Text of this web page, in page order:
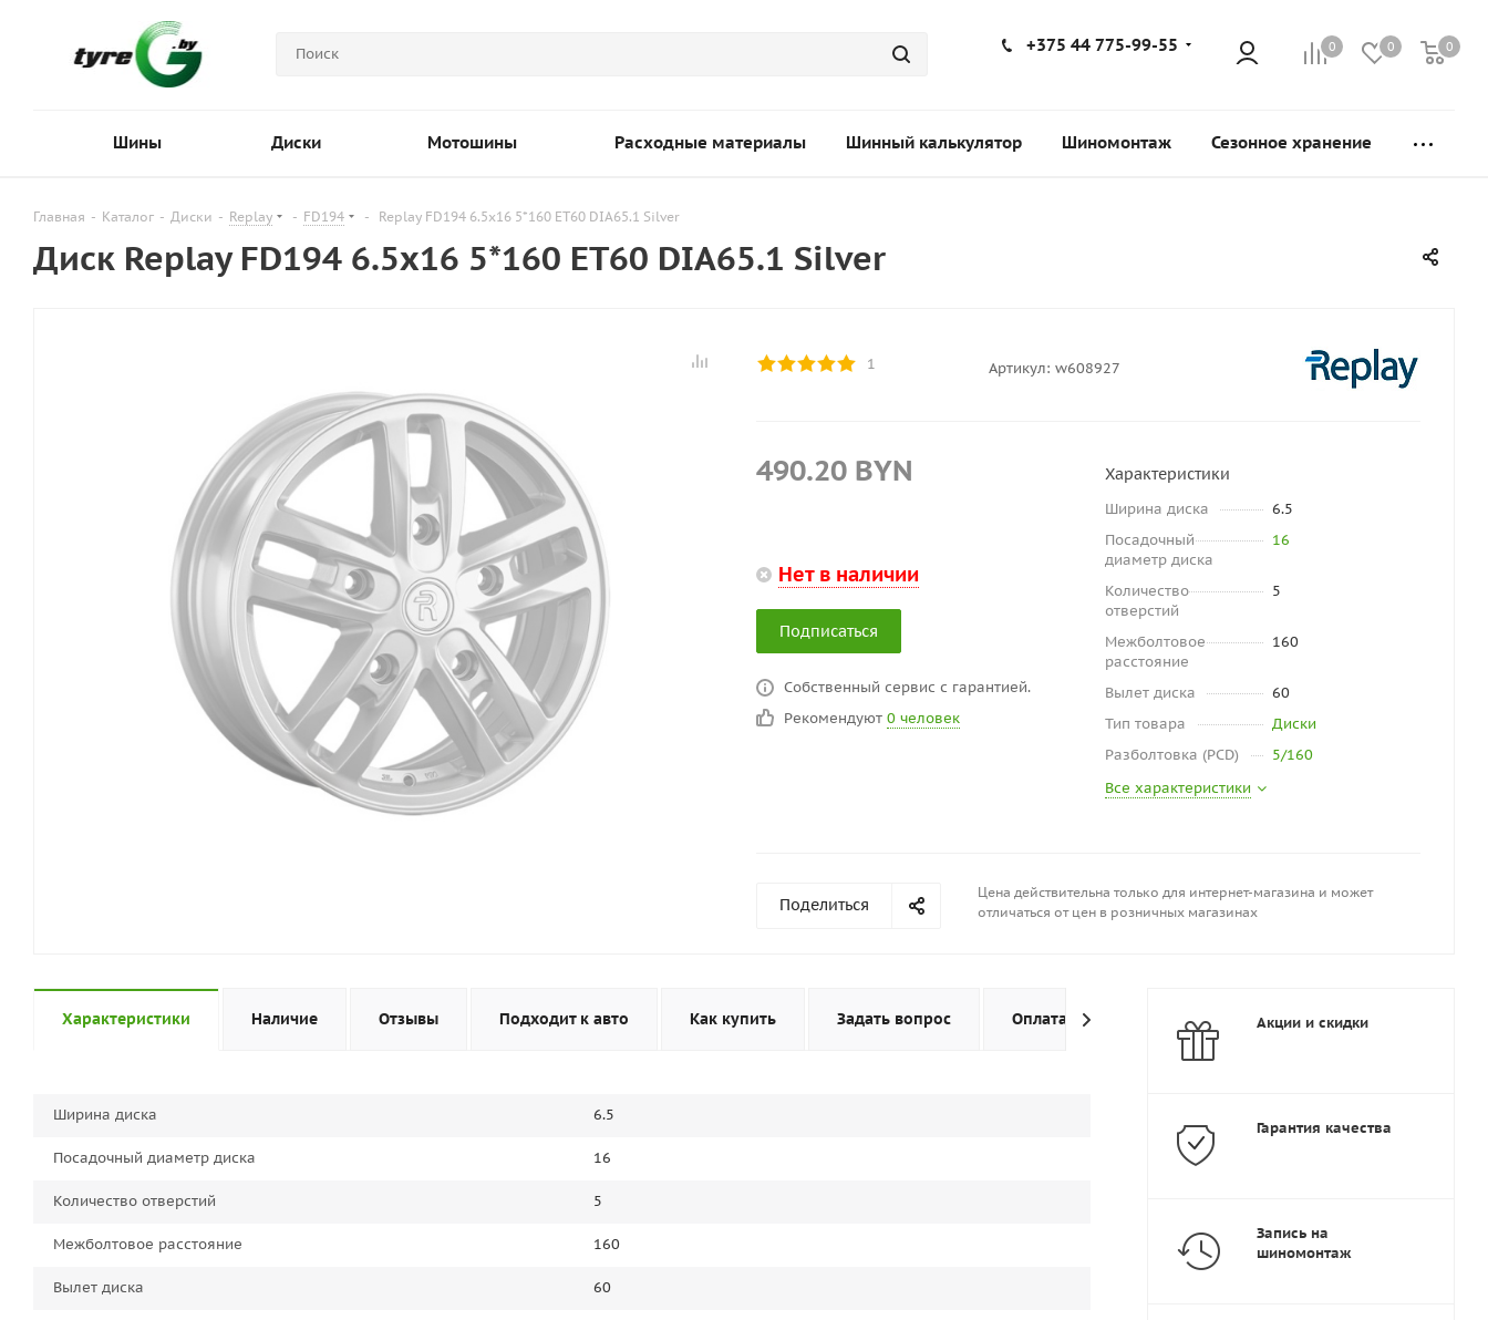
0 0 0
+375 44 775-99-55
Шины Диски Мотошины Расходные материалы Шинный калькулятор Шиномонтаж Сезонное хранение
Главная - Каталог - Диски - Replay - FD194 - Replay FD194 6.5x16 5*160 ET60 DIA65.1 Silver
Диск Replay FD194 6.5x16 5*160 ET60 DIA65.1 Silver
1 Артикул: w608927
490.20 BYN
Нет в наличии
Подписаться
Собственный сервис с гарантией.
Рекомендуют 0 человек
Характеристики
Ширина диска
6.5
Посадочный
диаметр диска
16
Количество
отверстий
5
Межболтовое
расстояние
160
Вылет диска
60
Тип товара
Диски
Разболтовка (PCD)
5/160
Все характеристики
Поделиться
Цена действительна только для интернет-магазина и может
отличаться от цен в розничных магазинах
Характеристики Наличие Отзывы Подходит к авто Как купить Задать вопрос Оплата Доставка Дополнительно
Ширина диска 6.5
Посадочный диаметр диска 16
Количество отверстий 5
Межболтовое расстояние 160
Вылет диска 60
Акции и скидки
Гарантия качества
Запись на
шиномонтаж